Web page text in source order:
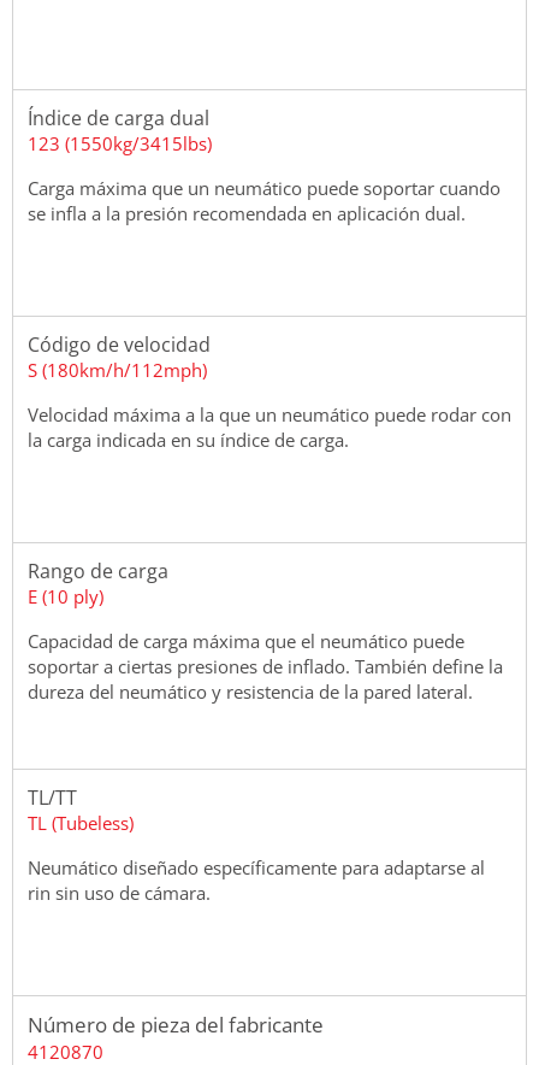
Índice de carga dual
123 (1550kg/3415lbs)
Carga máxima que un neumático puede soportar cuando
se infla a la presión recomendada en aplicación dual.
Código de velocidad
S (180km/h/112mph)
Velocidad máxima a la que un neumático puede rodar con
la carga indicada en su índice de carga.
Rango de carga
E (10 ply)
Capacidad de carga máxima que el neumático puede
soportar a ciertas presiones de inflado. También define la
dureza del neumático y resistencia de la pared lateral.
TL/TT
TL (Tubeless)
Neumático diseñado específicamente para adaptarse al
rin sin uso de cámara.
Número de pieza del fabricante
4120870